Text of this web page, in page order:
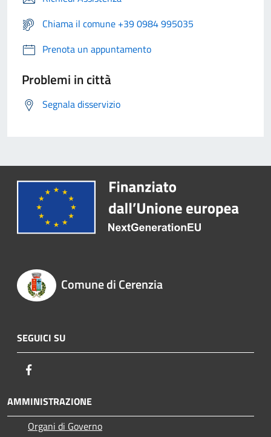
Chiama il comune +39 0984 995035
Prenota un appuntamento
Problemi in città
Segnala disservizio
Comune di Cerenzia
SEGUICI SU
AMMINISTRAZIONE
Organi di Governo